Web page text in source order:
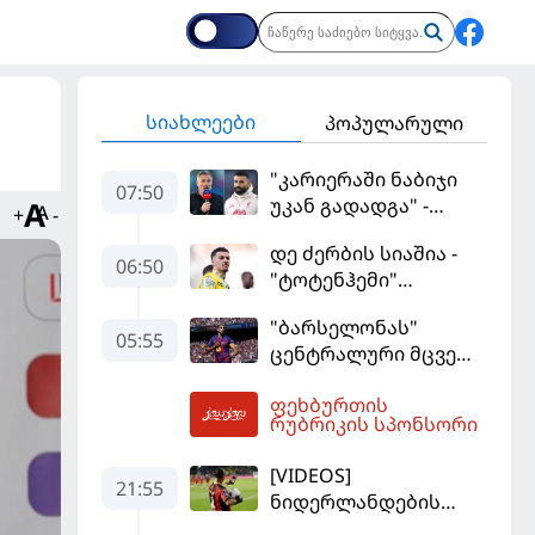
+ -
სიახლეები პოპულარული
07:50
"კარიერაში ნაბიჯი
უკან გადადგა" -
არჩევანი დაუწუნა
06:50
დე ძერბის სიაშია -
"ტოტენჰემი"
განიხილავს
05:55
"ბარსელონას"
ცენტრალური მცველი
"ლივერპულში"
გააგრძელებს
ფეხბურთის
რუბრიკის სპონსორი
21:55
[VIDEOS]
ნიდერლანდების